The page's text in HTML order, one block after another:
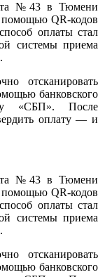
№43 в Тюмени
помощью QR-кодов
оплаты стал
системы приема
отсканировать
банковского
«СБП». После
оплату — и
№43 в Тюмени
помощью QR-кодов
оплаты стал
системы приема
отсканировать
банковского